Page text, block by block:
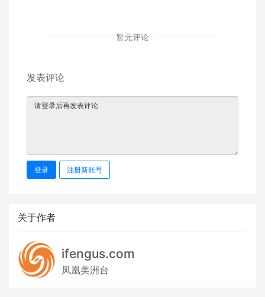
暂无评论
发表评论
登录 注册新账号
关于作者
ifengus.com
凤凰美洲台